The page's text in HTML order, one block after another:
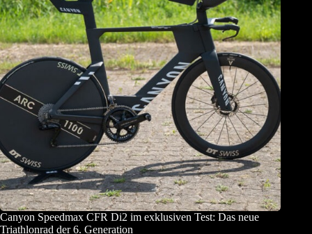
Canyon Speedmax CFR Di2 im exklusiven Test: Das neue
Triathlonrad der 6. Generation